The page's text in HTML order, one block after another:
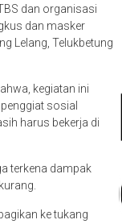
dan organisasi
dan masker
Lelang, Telukbetung
kegiatan ini
sosial
harus bekerja di
terkena dampak
ke tukang